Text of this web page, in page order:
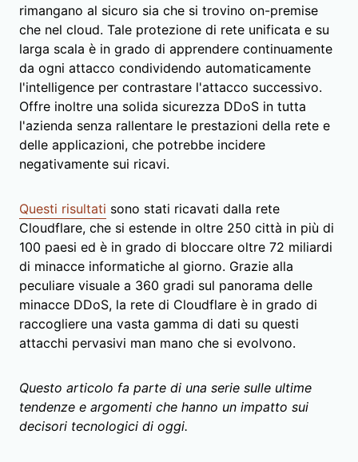
rimangano al sicuro sia che si trovino on-premise
che nel cloud. Tale protezione di rete unificata e su
larga scala è in grado di apprendere continuamente
da ogni attacco condividendo automaticamente
l'intelligence per contrastare l'attacco successivo.
Offre inoltre una solida sicurezza DDoS in tutta
l'azienda senza rallentare le prestazioni della rete e
delle applicazioni, che potrebbe incidere
negativamente sui ricavi.
Questi risultati sono stati ricavati dalla rete
Cloudflare, che si estende in oltre 250 città in più di
100 paesi ed è in grado di bloccare oltre 72 miliardi
di minacce informatiche al giorno. Grazie alla
peculiare visuale a 360 gradi sul panorama delle
minacce DDoS, la rete di Cloudflare è in grado di
raccogliere una vasta gamma di dati su questi
attacchi pervasivi man mano che si evolvono.
Questo articolo fa parte di una serie sulle ultime
tendenze e argomenti che hanno un impatto sui
decisori tecnologici di oggi.